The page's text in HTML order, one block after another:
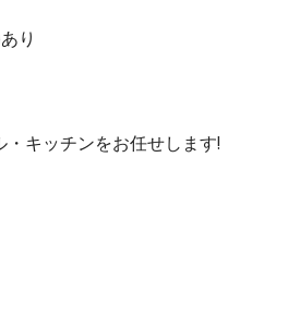
り
キッチンをお任せします!